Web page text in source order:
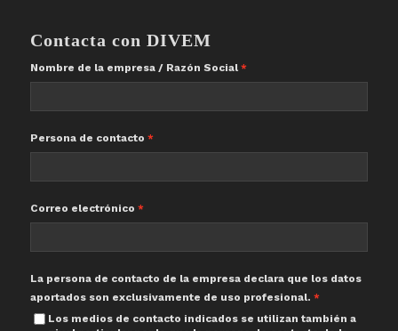
Contacta con DIVEM
Nombre de la empresa / Razón Social
Persona de contacto
Correo electrónico
La persona de contacto de la empresa declara que los datos
aportados son exclusivamente de uso profesional.
Los medios de contacto indicados se utilizan también a